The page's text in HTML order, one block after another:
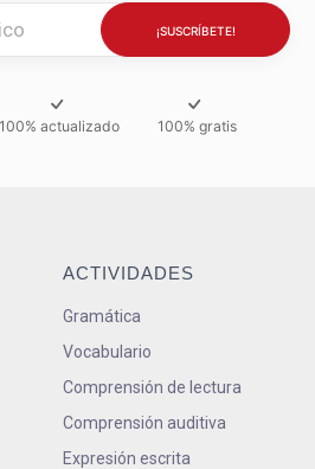
100% actualizado 100% gratis
ACTIVIDADES
Gramática
Vocabulario
Comprensión de lectura
Comprensión auditiva
Expresión escrita